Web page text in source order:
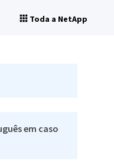
Toda a NetApp
em caso